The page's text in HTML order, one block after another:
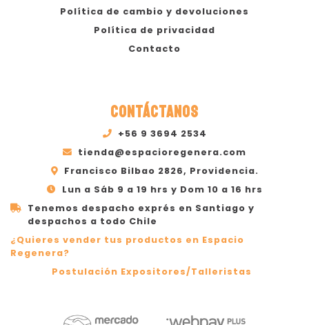
Política de cambio y devoluciones
Política de privacidad
Contacto
CONTÁCTANOS
+56 9 3694 2534
tienda@espacioregenera.com
Francisco Bilbao 2826, Providencia.
Lun a Sáb 9 a 19 hrs y Dom 10 a 16 hrs
Tenemos despacho exprés en Santiago y
despachos a todo Chile
¿Quieres vender tus productos en Espacio
Regenera?
Postulación Expositores/Talleristas